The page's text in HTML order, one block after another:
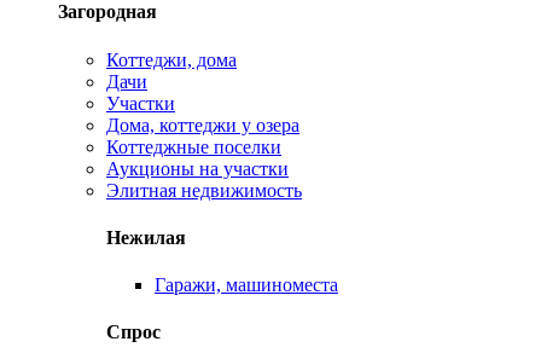
Загородная
Коттеджи, дома
Дачи
Участки
Дома, коттеджи у озера
Коттеджные поселки
Аукционы на участки
Элитная недвижимость
Нежилая
Гаражи, машиноместа
Спрос